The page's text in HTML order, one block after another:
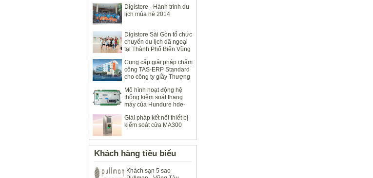
Digistore - Hành trình du
lịch mùa hè 2014
Digistore Sài Gòn tổ chức
chuyến du lịch dã ngoại
tại Thành Phố Biển Vũng
Cung cấp giải pháp chấm
công TAS-ERP Standard
cho công ty giầy Thượng
Mô hình hoạt động hệ
thống kiểm soát thang
máy của Hundure hde-
Giải pháp kết nối thiết bị
kiểm soát cửa MA300
Khách hàng tiêu biểu
Khách sạn 5 sao